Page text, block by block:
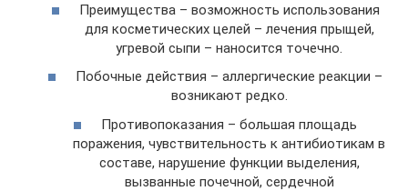
Преимущества – возможность использования
для косметических целей – лечения прыщей,
угревой сыпи – наносится точечно.
Побочные действия – аллергические реакции –
возникают редко.
Противопоказания – большая площадь
поражения, чувствительность к антибиотикам в
составе, нарушение функции выделения,
вызванные почечной, сердечной